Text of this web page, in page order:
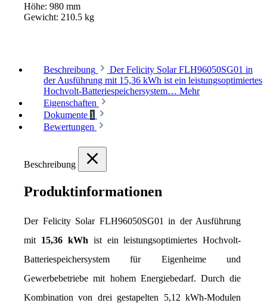
Höhe: 980 mm
Gewicht: 210.5 kg
Beschreibung
Der Felicity Solar FLH96050SG01 in
der Ausführung mit 15,36 kWh ist ein leistungsoptimiertes
Hochvolt-Batteriespeichersystem… Mehr
Eigenschaften
Dokumente 1
Bewertungen
Beschreibung
Produktinformationen
Der Felicity Solar FLH96050SG01 in der Ausführung
mit 15,36 kWh ist ein leistungsoptimiertes Hochvolt-
Batteriespeichersystem für Eigenheime und
Gewerbebetriebe mit hohem Energiebedarf. Durch die
Kombination von drei gestapelten 5,12 kWh-Modulen